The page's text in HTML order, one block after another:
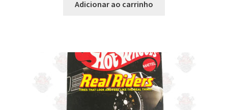
Adicionar ao carrinho